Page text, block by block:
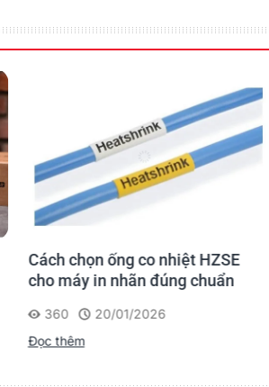
Cách chọn ống co nhiệt HZSE
cho máy in nhãn đúng chuẩn
360
20/01/2026
Đọc thêm